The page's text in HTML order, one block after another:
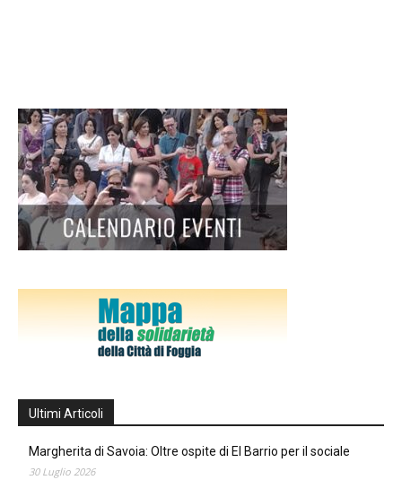
Ultimi Articoli
Margherita di Savoia: Oltre ospite di El Barrio per il sociale
30 Luglio 2026